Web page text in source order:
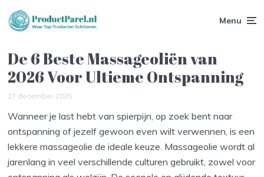
Menu
De 6 Beste Massageoliën van
2026 Voor Ultieme Ontspanning
27 december 2025
Wanneer je last hebt van spierpijn, op zoek bent naar
ontspanning of jezelf gewoon even wilt verwennen, is een
lekkere massageolie de ideale keuze. Massageolie wordt al
jarenlang in veel verschillende culturen gebruikt, zowel voor